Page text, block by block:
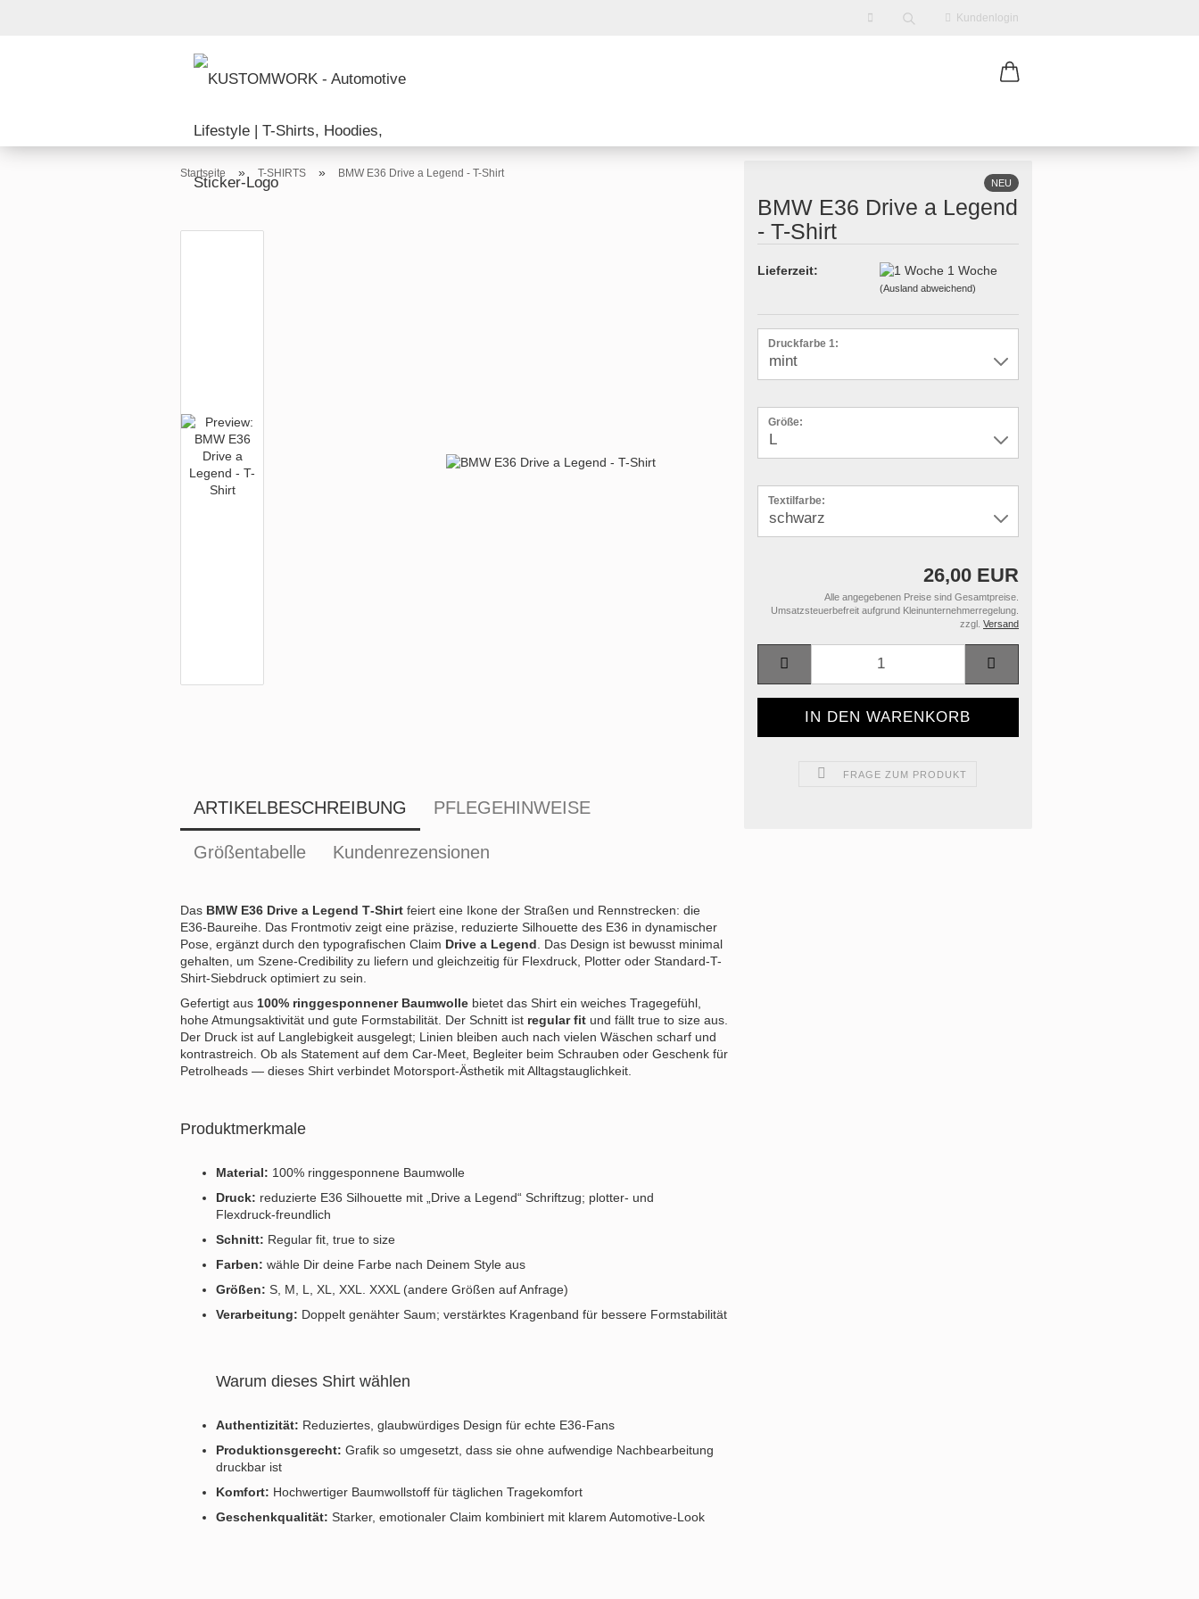
Kundenlogin
Konto erstellen
Passwort vergessen?
Startseite » T-SHIRTS » BMW E36 Drive a Legend - T-Shirt
NEU
BMW E36 Drive a Legend
- T-Shirt
Lieferzeit: 1 Woche
(Ausland abweichend)
Druckfarbe 1:
Größe:
Textilfarbe:
26,00 EUR
Alle angegebenen Preise sind Gesamtpreise.
Umsatzsteuerbefreit aufgrund Kleinunternehmerregelung.
zzgl. Versand
FRAGE ZUM PRODUKT
ARTIKELBESCHREIBUNG PFLEGEHINWEISE
Größentabelle Kundenrezensionen
Das BMW E36 Drive a Legend T‑Shirt feiert eine Ikone der Straßen und Rennstrecken: die
E36‑Baureihe. Das Frontmotiv zeigt eine präzise, reduzierte Silhouette des E36 in dynamischer
Pose, ergänzt durch den typografischen Claim Drive a Legend . Das Design ist bewusst minimal
gehalten, um Szene‑Credibility zu liefern und gleichzeitig für Flexdruck, Plotter oder Standard‑T-
Shirt‑Siebdruck optimiert zu sein.
Gefertigt aus 100% ringgesponnener Baumwolle bietet das Shirt ein weiches Tragegefühl,
hohe Atmungsaktivität und gute Formstabilität. Der Schnitt ist regular fit und fällt true to size aus.
Der Druck ist auf Langlebigkeit ausgelegt; Linien bleiben auch nach vielen Wäschen scharf und
kontrastreich. Ob als Statement auf dem Car‑Meet, Begleiter beim Schrauben oder Geschenk für
Petrolheads — dieses Shirt verbindet Motorsport‑Ästhetik mit Alltagstauglichkeit.
Produktmerkmale
Material: 100% ringgesponnene Baumwolle
Druck: reduzierte E36 Silhouette mit „Drive a Legend“ Schriftzug; plotter‑ und
Flexdruck‑freundlich
Schnitt: Regular fit, true to size
Farben: wähle Dir deine Farbe nach Deinem Style aus
Größen: S, M, L, XL, XXL. XXXL (andere Größen auf Anfrage)
Verarbeitung: Doppelt genähter Saum; verstärktes Kragenband für bessere Formstabilität
Warum dieses Shirt wählen
Authentizität: Reduziertes, glaubwürdiges Design für echte E36‑Fans
Produktionsgerecht: Grafik so umgesetzt, dass sie ohne aufwendige Nachbearbeitung
druckbar ist
Komfort: Hochwertiger Baumwollstoff für täglichen Tragekomfort
Geschenkqualität: Starker, emotionaler Claim kombiniert mit klarem Automotive‑Look